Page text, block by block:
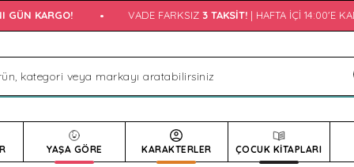
KARGO! VADE FARKSIZ 3 TAKSIT! | HAFTA İÇI 14:00'E
YAŞA GÖRE KARAKTERLER ÇOCUK KİTAPLARI